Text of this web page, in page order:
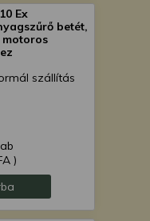
Ex
betét,
szállítás
)